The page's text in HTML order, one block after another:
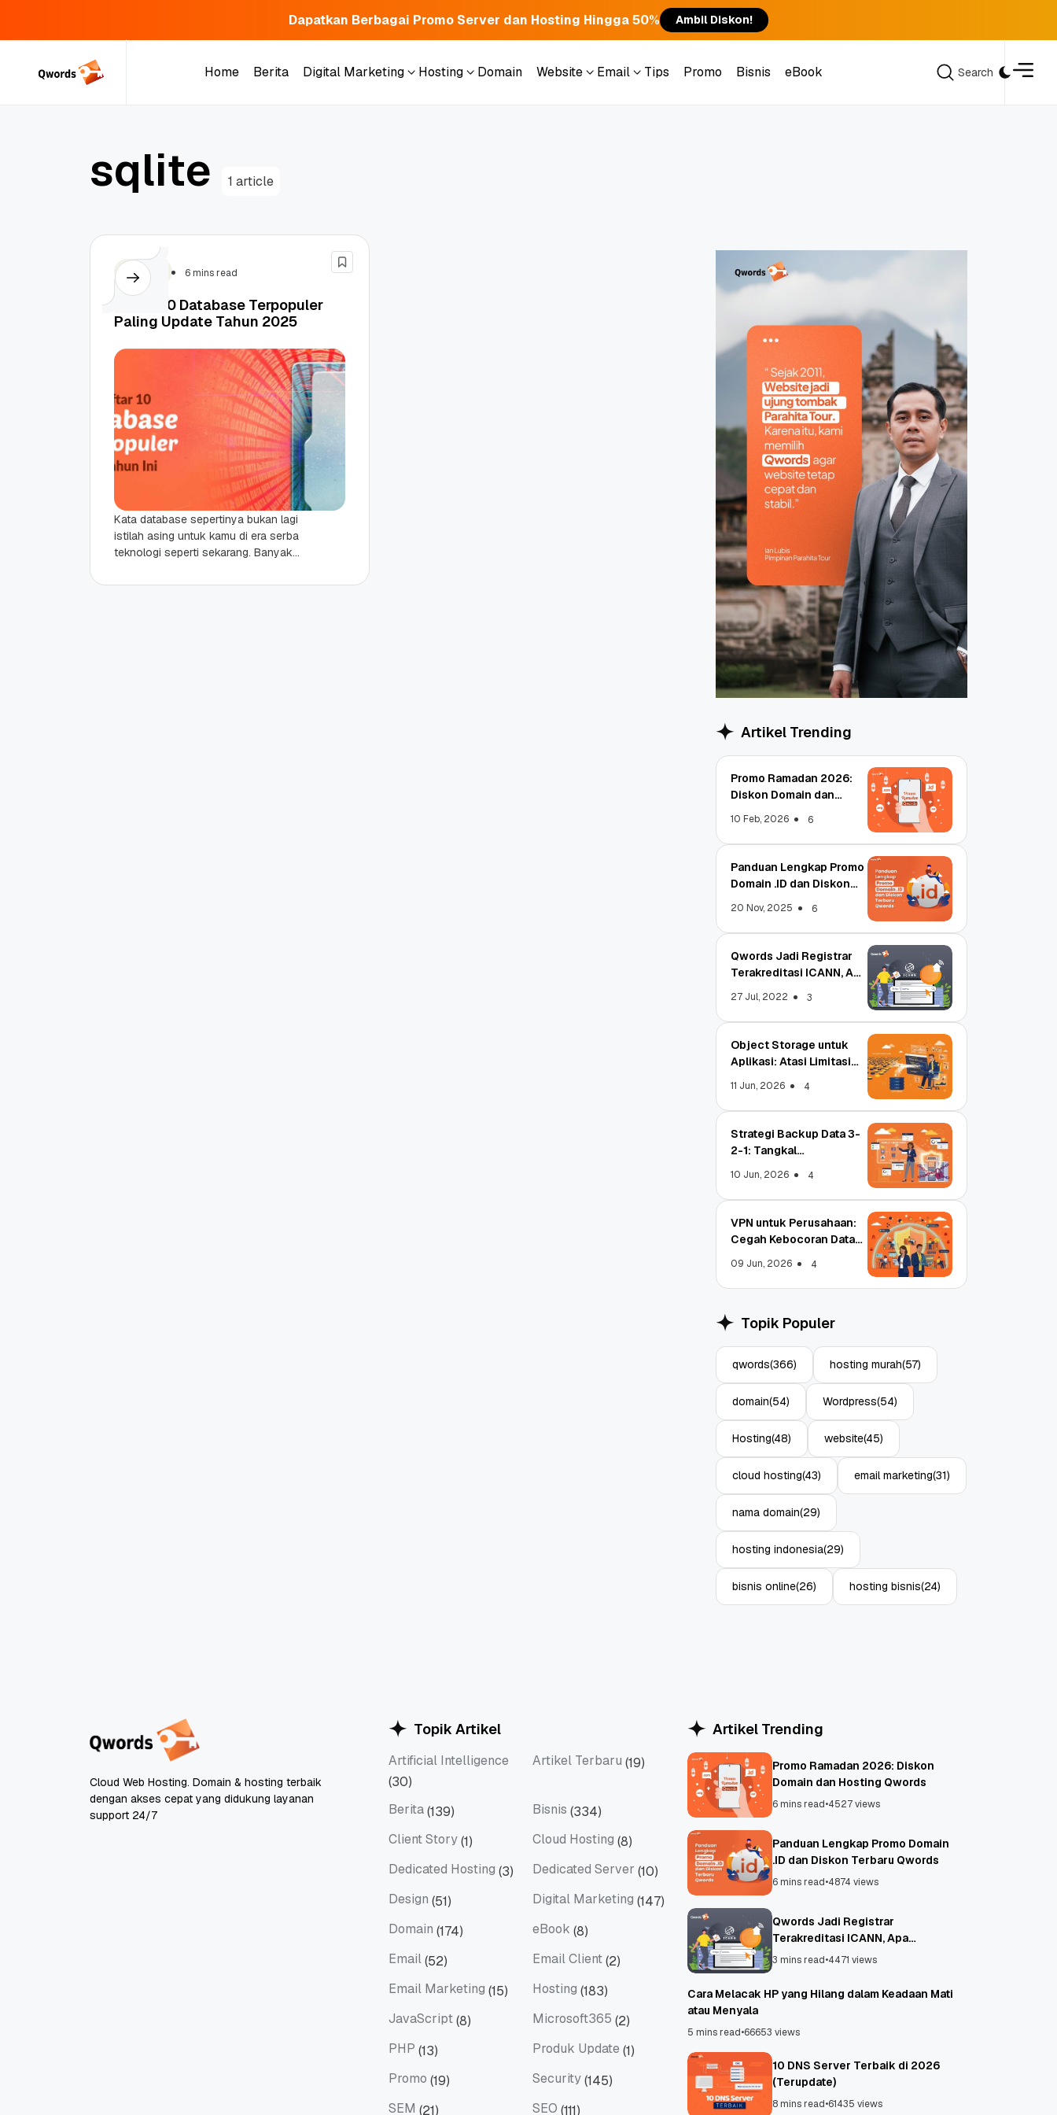
Dapatkan Berbagai Promo Server dan Hosting Hingga 50% Ambil Diskon!
Home
Berita
Digital Marketing
Hosting
Domain
Website
Email
Tips
Promo
Bisnis
eBook
Search
Terakreditasi ICANN, Apa
11 Jun, 2026 4
sqlite 1 article
Hosting 6 mins read
Daftar 10 Database Terpopuler
Paling Update Tahun 2025
Kata database sepertinya bukan lagi
istilah asing untuk kamu di era serba
teknologi seperti sekarang. Banyak
database, walaupun belum tentu...
Artikel Trending
Promo Ramadan 2026:
Diskon Domain dan
10 Feb, 2026 6
Panduan Lengkap Promo
Domain .ID dan Diskon
20 Nov, 2025 6
Qwords Jadi Registrar
Terakreditasi ICANN, Apa
27 Jul, 2022 3
Object Storage untuk
Aplikasi: Atasi Limitasi
11 Jun, 2026 4
Strategi Backup Data 3-
2-1: Tangkal
10 Jun, 2026 4
VPN untuk Perusahaan:
Cegah Kebocoran Data
09 Jun, 2026 4
Topik Populer
qwords(366) hosting murah(57)
domain(54) Wordpress(54)
Hosting(48) website(45)
cloud hosting(43) email marketing(31)
nama domain(29)
hosting indonesia(29)
bisnis online(26) hosting bisnis(24)
Cloud Web Hosting. Domain & hosting terbaik
dengan akses cepat yang didukung layanan
support 24/7
Topik Artikel
Artificial Intelligence
Artificial Intelligence
(30)
Artikel Terbaru (19)
Berita(139) Bisnis (334)
Client Story(1) Cloud Hosting (8)
Dedicated Hosting (3) Dedicated Server (10)
Design (51) Digital Marketing (147)
Domain (174) eBook (8)
Email(52) Email Client(2)
Email Marketing (15) Hosting (183)
JavaScript(8) Microsoft365 (2)
PHP (13) Produk Update (1)
Promo (19) Security(145)
SEM (21) SEO (111)
Artikel Trending
Promo Ramadan 2026: Diskon
Domain dan Hosting Qwords
6 mins read•4527 views
Panduan Lengkap Promo Domain
.ID dan Diskon Terbaru Qwords
6 mins read•4874 views
Qwords Jadi Registrar
Terakreditasi ICANN, Apa
Untungnya?
3 mins read•4471 views
Cara Melacak HP yang Hilang dalam Keadaan Mati
atau Menyala
5 mins read•66653 views
10 DNS Server Terbaik di 2026
(Terupdate)
8 mins read•61435 views